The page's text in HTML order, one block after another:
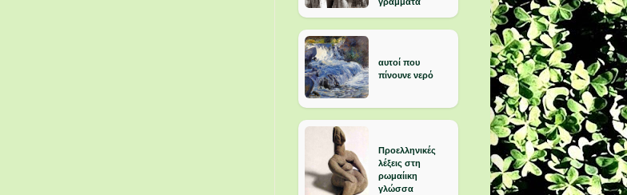
αυτοί που
πίνουνε νερό
Προελληνικές
λέξεις στη
ρωμαίικη
γλώσσα